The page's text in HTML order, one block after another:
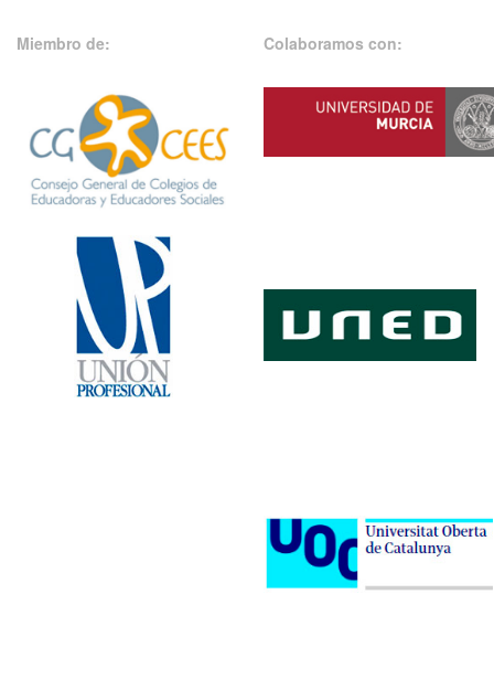
Miembro de: Colaboramos con: